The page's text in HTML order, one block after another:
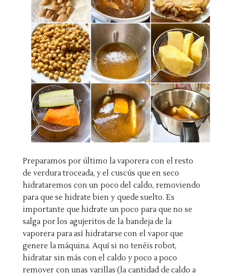
Preparamos por último la vaporera con el resto
de verdura troceada, y el cuscús que en seco
hidrataremos con un poco del caldo, removiendo
para que se hidrate bien y quede suelto. Es
importante que hidrate un poco para que no se
salga por los agujeritos de la bandeja de la
vaporera para así hidratarse con el vapor que
genere la máquina. Aquí si no tenéis robot,
hidratar sin más con el caldo y poco a poco
remover con unas varillas (la cantidad de caldo a